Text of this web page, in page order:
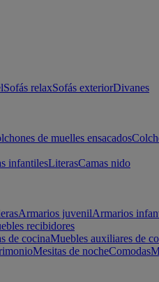
Sofás relaxSofás exteriorDivanes
de muelles ensacados
infantilesLiterasCamas nido
Armarios juvenilArmarios
recibidores
de cocinaMuebles auxiliares de
Mesitas de nocheComodas